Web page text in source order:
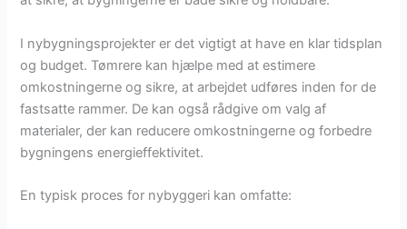
I nybygningsprojekter er det vigtigt at have en klar tidsplan
og budget. Tømrere kan hjælpe med at estimere
omkostningerne og sikre, at arbejdet udføres inden for de
fastsatte rammer. De kan også rådgive om valg af
materialer, der kan reducere omkostningerne og forbedre
bygningens energieffektivitet.
En typisk proces for nybyggeri kan omfatte: